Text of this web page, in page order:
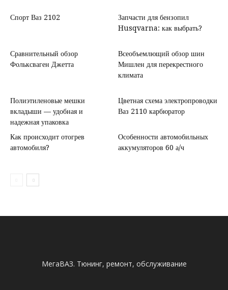
Спорт Ваз 2102
Запчасти для бензопил
Husqvarna: как выбрать?
Сравнительный обзор
Фольксваген Джетта
Всеобъемлющий обзор шин
Мишлен для перекрестного
климата
Полиэтиленовые мешки
вкладыши — удобная и
надежная упаковка
Цветная схема электропроводки
Ваз 2110 карбюратор
Как происходит отогрев
автомобиля?
Особенности автомобильных
аккумуляторов 60 а/ч
МегаВАЗ. Тюнинг, ремонт, обслуживание